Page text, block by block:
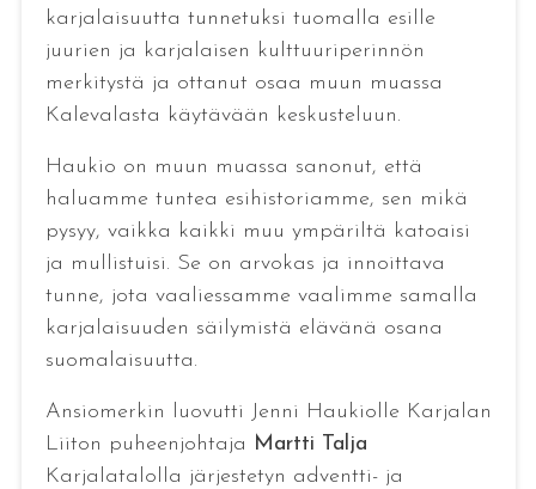
karjalaisuutta tunnetuksi tuomalla esille
juurien ja karjalaisen kulttuuriperinnön
merkitystä ja ottanut osaa muun muassa
Kalevalasta käytävään keskusteluun.
Haukio on muun muassa sanonut, että
haluamme tuntea esihistoriamme, sen mikä
pysyy, vaikka kaikki muu ympäriltä katoaisi
ja mullistuisi. Se on arvokas ja innoittava
tunne, jota vaaliessamme vaalimme samalla
karjalaisuuden säilymistä elävänä osana
suomalaisuutta.
Ansiomerkin luovutti Jenni Haukiolle Karjalan
Liiton puheenjohtaja Martti Talja
Karjalatalolla järjestetyn adventti- ja